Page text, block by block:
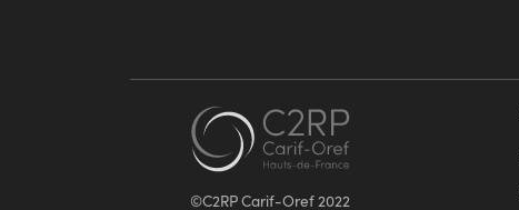
©C2RP Carif-Oref 2022